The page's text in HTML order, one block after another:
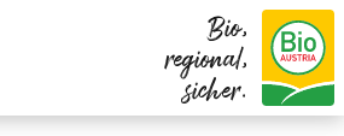
Bio,
regional,
sicher.